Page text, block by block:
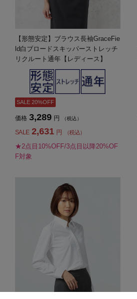
【形態安定】ブラウス長袖GraceFie
ld白ブロードスキッパーストレッチ
リクルート通年【レディース】
SALE 20%OFF
価格 3,289 円 （税込）
SALE 2,631 円 （税込）
★2点目10%OFF/3点目以降20%OF
F対象